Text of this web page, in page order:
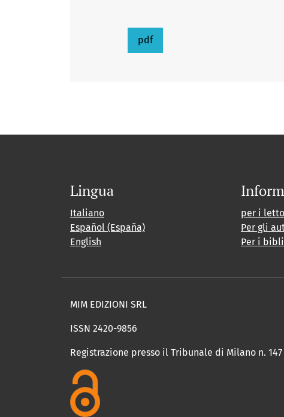
pdf
Lingua
Italiano
Español (España)
English
per i
Per gli
Per i
MIM EDIZIONI SRL
ISSN 2420-9856
Registrazione presso il Tribunale di Milano n.